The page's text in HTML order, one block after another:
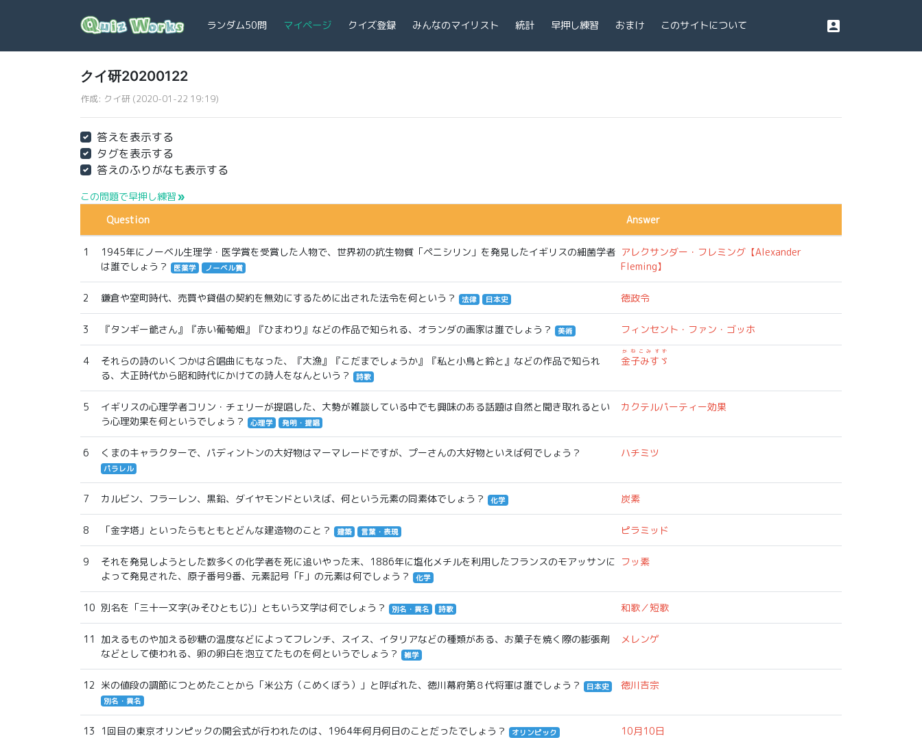
ランダム50問 マイページ クイズ登録 みんなのマイリスト 統計 早押し練習 おまけ このサイトについて account_box
クイ研20200122
作成: クイ研 (2020-01-22 19:19)
答えを表示する
タグを表示する
答えのふりがなも表示する
この問題で早押し練習 double_arrow
Question Answer
1
1945年にノーベル生理学・医学賞を受賞した人物で、世界初の抗生物質「ペニシリン」を発見したイギリスの細菌学者
は誰でしょう？
医薬学 ノーベル賞
アレクサンダー・フレミング【Alexander
Fleming】
2 鎌倉や室町時代、売買や貸借の契約を無効にするために出された法令を何という？ 法律 日本史 徳政令
3 『タンギー爺さん』『赤い葡萄畑』『ひまわり』などの作品で知られる、オランダの画家は誰でしょう？ 美術 フィンセント・ファン・ゴッホ
4
それらの詩のいくつかは合唱曲にもなった、『大漁』『こだまでしょうか』『私と小鳥と鈴と』などの作品で知られ
る、大正時代から昭和時代にかけての詩人をなんという？
詩歌
金子みすゞ
かねこみすず
5
イギリスの心理学者コリン・チェリーが提唱した、大勢が雑談している中でも興味のある話題は自然と聞き取れるとい
う心理効果を何というでしょう？
心理学 発明・提唱
カクテルパーティー効果
6 くまのキャラクターで、パディントンの大好物はマーマレードですが、プーさんの大好物といえば何でしょう？
パラレル
ハチミツ
7 カルビン、フラーレン、黒鉛、ダイヤモンドといえば、何という元素の同素体でしょう？ 化学 炭素
8 「金字塔」といったらもともとどんな建造物のこと？ 建築 言葉・表現 ピラミッド
9
それを発見しようとした数多くの化学者を死に追いやった末、1886年に塩化メチルを利用したフランスのモアッサンに
よって発見された、原子番号9番、元素記号「F」の元素は何でしょう？
化学
フッ素
10 別名を「三十一文字(みそひともじ)」ともいう文学は何でしょう？ 別名・異名 詩歌 和歌／短歌
11
加えるものや加える砂糖の温度などによってフレンチ、スイス、イタリアなどの種類がある、お菓子を焼く際の膨張剤
などとして使われる、卵の卵白を泡立てたものを何というでしょう？
雑学
メレンゲ
12 米の値段の調節につとめたことから「米公方（こめくぼう）」と呼ばれた、徳川幕府第８代将軍は誰でしょう？
日本史
別名・異名
徳川吉宗
13 1回目の東京オリンピックの開会式が行われたのは、1964年何月何日のことだったでしょう？ オリンピック 10月10日